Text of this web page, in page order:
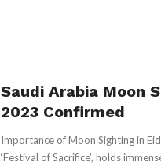
Saudi Arabia Moon
2023 Confirmed
Importance of Moon Sighting in
‘Festival of Sacrifice’, holds